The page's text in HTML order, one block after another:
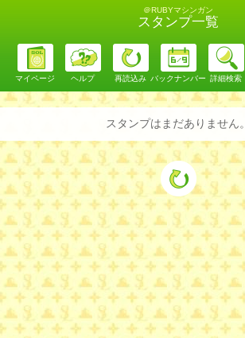
＠RUBYマシンガン
スタンプ一覧
マイページ ヘルプ 再読込み バックナンバー 詳細検索
スタンプはまだありません。